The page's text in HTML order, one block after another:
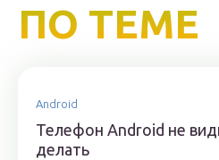
ПО ТЕМЕ
Android
Телефон Android не
делать